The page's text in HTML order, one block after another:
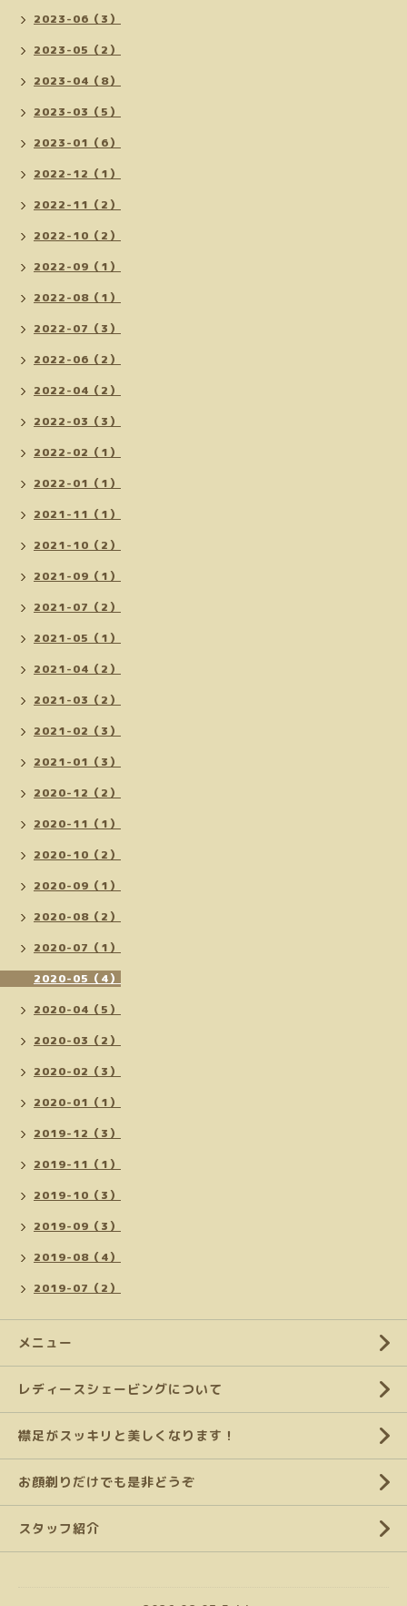
2023-06（3）
2023-05（2）
2023-04（8）
2023-03（5）
2023-01（6）
2022-12（1）
2022-11（2）
2022-10（2）
2022-09（1）
2022-08（1）
2022-07（3）
2022-06（2）
2022-04（2）
2022-03（3）
2022-02（1）
2022-01（1）
2021-11（1）
2021-10（2）
2021-09（1）
2021-07（2）
2021-05（1）
2021-04（2）
2021-03（2）
2021-02（3）
2021-01（3）
2020-12（2）
2020-11（1）
2020-10（2）
2020-09（1）
2020-08（2）
2020-07（1）
2020-05（4）
2020-04（5）
2020-03（2）
2020-02（3）
2020-01（1）
2019-12（3）
2019-11（1）
2019-10（3）
2019-09（3）
2019-08（4）
2019-07（2）
メニュー
レディースシェービングについて
襟足がスッキリと美しくなります！
お顔剃りだけでも是非どうぞ
スタッフ紹介